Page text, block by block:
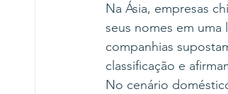
Na Ásia, empresas
seus nomes em
companhias
classificação e
No cenário